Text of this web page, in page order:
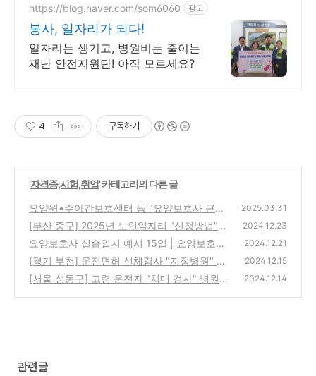
https://blog.naver.com/som6060 광고
봉사, 일자리가 되다!
일자리는 생기고, 병원비는 줄이는
재난 안전지원단! 아직 모르세요?
4 구독하기
'자격증,시험,취업' 카테고리의 다른 글
요양원•주야간보호센터 등 "요양보호사 근로
계약서" 공식양식 다운! (표준, 시설용)
(0)
2025.03.31
[부산 중구] 2025년 노인일자리 "신청방법"과
신청자격 | 부산광역시 중구 시니어클럽 찾기!
(0)
2024.12.23
요양보호사 실습일지 예시 15일 | 요양보호사
실습일지 쓰는법?
(0)
2024.12.21
[경기 부천] 운전면허 신체검사 "지정병원" 찾
기 | 부천시 운전면허 '신체검사서' 발급 의료
2024.12.15
[서울 성동구] 고령 운전자 "치매 검사" 병원찾
2024.12.14
관련글